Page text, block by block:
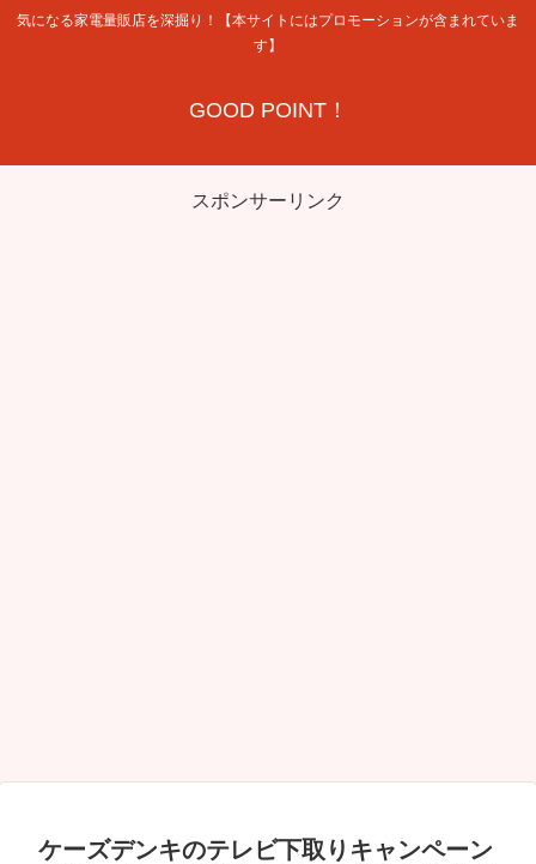
気になる家電量販店を深掘り！【本サイトにはプロモーションが含まれていま
す】
GOOD POINT！
スポンサーリンク
ケーズデンキのテレビ下取りキャンペーン